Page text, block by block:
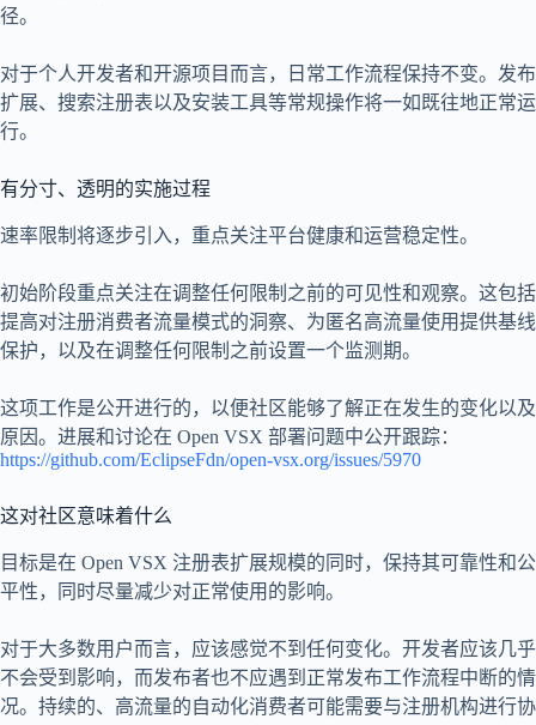
径。
对于个人开发者和开源项目而言，日常工作流程保持不变。发布
扩展、搜索注册表以及安装工具等常规操作将一如既往地正常运
行。
有分寸、透明的实施过程
速率限制将逐步引入，重点关注平台健康和运营稳定性。
初始阶段重点关注在调整任何限制之前的可见性和观察。这包括
提高对注册消费者流量模式的洞察、为匿名高流量使用提供基线
保护，以及在调整任何限制之前设置一个监测期。
这项工作是公开进行的，以便社区能够了解正在发生的变化以及
原因。进展和讨论在 Open VSX 部署问题中公开跟踪：
https://github.com/EclipseFdn/open-vsx.org/issues/5970
这对社区意味着什么
目标是在 Open VSX 注册表扩展规模的同时，保持其可靠性和公
平性，同时尽量减少对正常使用的影响。
对于大多数用户而言，应该感觉不到任何变化。开发者应该几乎
不会受到影响，而发布者也不应遇到正常发布工作流程中断的情
况。持续的、高流量的自动化消费者可能需要与注册机构进行协